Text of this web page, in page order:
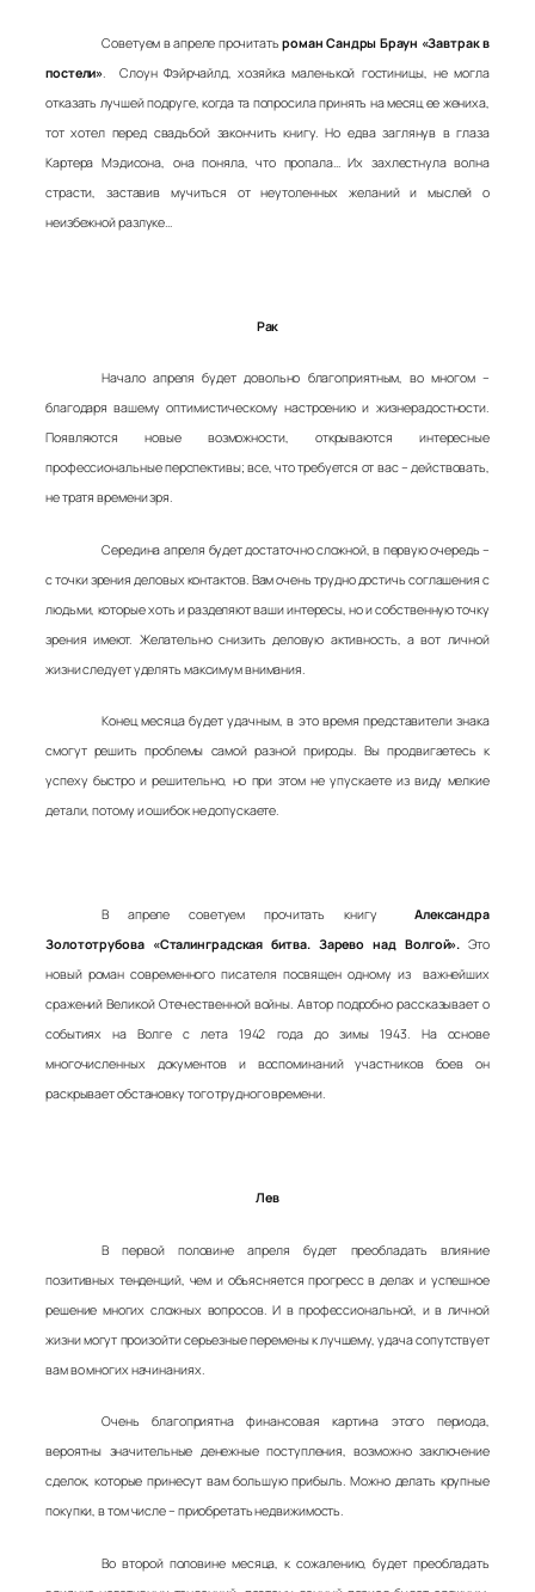
Советуем в апреле прочитатьроман Сандры Браун «Завтрак в
постели». Слоун Фэйрчайлд, хозяйка маленькой гостиницы, не могла
отказать лучшей подруге, когда та попросила принять на месяц ее жениха,
тот хотел перед свадьбой закончить книгу. Но едва заглянув в глаза
Картера Мэдисона, она поняла, что пропала… Их захлестнула волна
страсти, заставив мучиться от неутоленных желаний и мыслей о
неизбежной разлуке…
Рак
Начало апреля будет довольно благоприятным, во многом –
благодаря вашему оптимистическому настроению и жизнерадостности.
Появляются новые возможности, открываются интересные
профессиональные перспективы; все, что требуется от вас – действовать,
не тратя времени зря.
Середина апреля будет достаточно сложной, в первую очередь –
с точки зрения деловых контактов. Вам очень трудно достичь соглашения с
людьми, которые хоть и разделяют ваши интересы, но и собственную точку
зрения имеют. Желательно снизить деловую активность, а вот личной
жизни следует уделять максимум внимания.
Конец месяца будет удачным, в это время представители знака
смогут решить проблемы самой разной природы. Вы продвигаетесь к
успеху быстро и решительно, но при этом не упускаете из виду мелкие
детали, потому и ошибок не допускаете.
В апреле советуем прочитать книгу Александра
Золототрубова «Сталинградская битва. Зарево над Волгой».Это
новый роман современного писателя посвящен одному из важнейших
сражений Великой Отечественной войны. Автор подробно рассказывает о
событиях на Волге с лета 1942 года до зимы 1943. На основе
многочисленных документов и воспоминаний участников боев он
раскрывает обстановку того трудного времени.
Лев
В первой половине апреля будет преобладать влияние
позитивных тенденций, чем и объясняется прогресс в делах и успешное
решение многих сложных вопросов. И в профессиональной, и в личной
жизни могут произойти серьезные перемены к лучшему, удача сопутствует
вам во многих начинаниях.
Очень благоприятна финансовая картина этого периода,
вероятны значительные денежные поступления, возможно заключение
сделок, которые принесут вам большую прибыль. Можно делать крупные
покупки, в том числе – приобретать недвижимость.
Во второй половине месяца, к сожалению, будет преобладать